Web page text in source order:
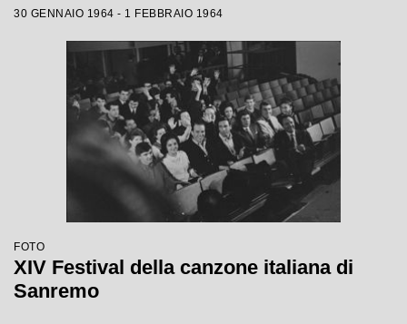
30 GENNAIO 1964 - 1 FEBBRAIO 1964
FOTO
XIV Festival della canzone italiana di
Sanremo